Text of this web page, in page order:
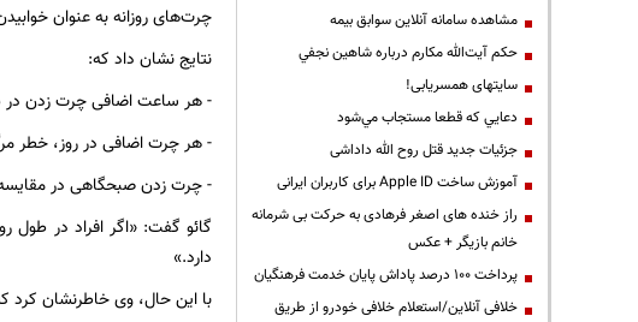
چرت‌های روزانه به عنوان خوابیدن بین ساعت ۹ صبح تا ۷
نتایج نشان داد که:
- هر ساعت اضافی چرت زدن در طول روز با ۱۳ درصد افزایش
- هر چرت اضافی در روز، خطر مرگ را ۷ درصد
- چرت زدن صبحگاهی در مقایسه با چرت زدن‌های
گائو گفت: «اگر افراد در طول
دارد.»
با این حال، وی خاطرنشان
مشاهده سامانه آنلاين سوابق بیمه
حكم آيت‌الله مكارم درباره شاهين نجفي
سایتهای همسریابی!
دعايي كه قطعا مستجاب مي‌شود
جزئیات جدید قتل روح الله داداشی
آموزش ساخت Apple ID برای کاربران ایرانی
راز خنده های اصغر فرهادی به حرکت بی شرمانه
خانم بازیگر + عکس
پرداخت ۱۰۰ درصد پاداش پایان خدمت فرهنگیان
خلافی آنلاین/استعلام خلافی خودرو از طریق